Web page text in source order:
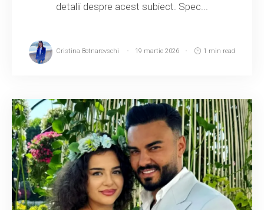
detalii despre acest subiect. Spec...
Cristina Botnarevschi 19 martie 2026 1 min read